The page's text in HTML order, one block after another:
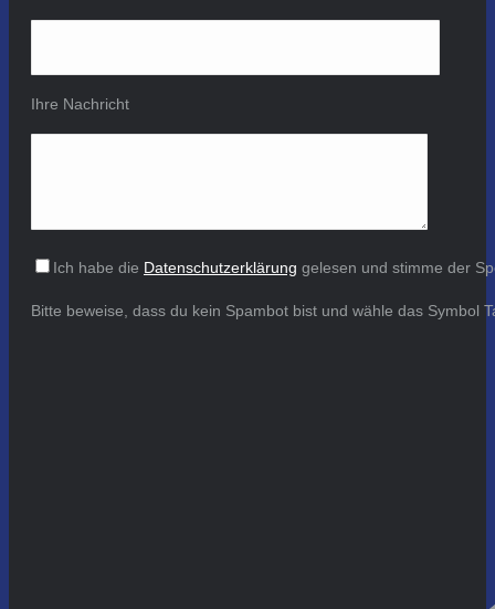
Ihre Nachricht
Ich habe die Datenschutzerklärung gelesen und stimme der
Bitte beweise, dass du kein Spambot bist und wähle das Symbol